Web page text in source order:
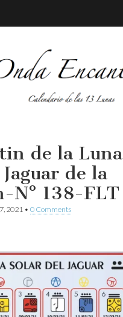
de la Luna
de la
Nº 138-FLT
2021 • 0 Comments